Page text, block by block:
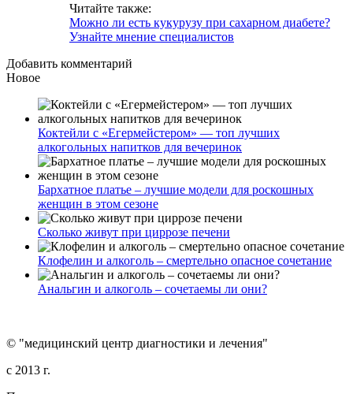
Читайте также:
Можно ли есть кукурузу при сахарном диабете?
Узнайте мнение специалистов
Добавить комментарий
Новое
Коктейли с «Егермейстером» — топ лучших
алкогольных напитков для вечеринок
Бархатное платье – лучшие модели для роскошных
женщин в этом сезоне
Сколько живут при циррозе печени
Клофелин и алкоголь – смертельно опасное сочетание
Анальгин и алкоголь – сочетаемы ли они?
© "медицинский центр диагностики и лечения"
c 2013 г.